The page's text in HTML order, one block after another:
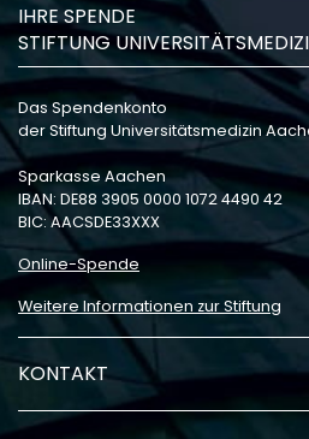
IHRE SPENDE
STIFTUNG
Das Spendenkonto
der Stiftung Universitätsmedizin
Sparkasse Aachen
IBAN: DE88 3905 0000 1072 4490 42
BIC: AACSDE33XXX
Online-Spende
Weitere Informationen zur Stiftung
KONTAKT